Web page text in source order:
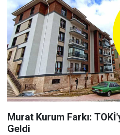
Murat Kurum Farkı:
Geldi